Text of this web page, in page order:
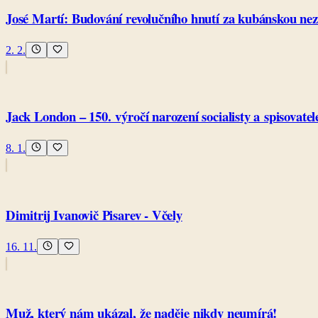
José Martí: Budování revolučního hnutí za kubánskou
2. 2.
Jack London – 150. výročí narození socialisty a
8. 1.
Dimitrij Ivanovič Pisarev - Včely
16. 11.
Muž, který nám ukázal, že naděje nikdy neumírá!